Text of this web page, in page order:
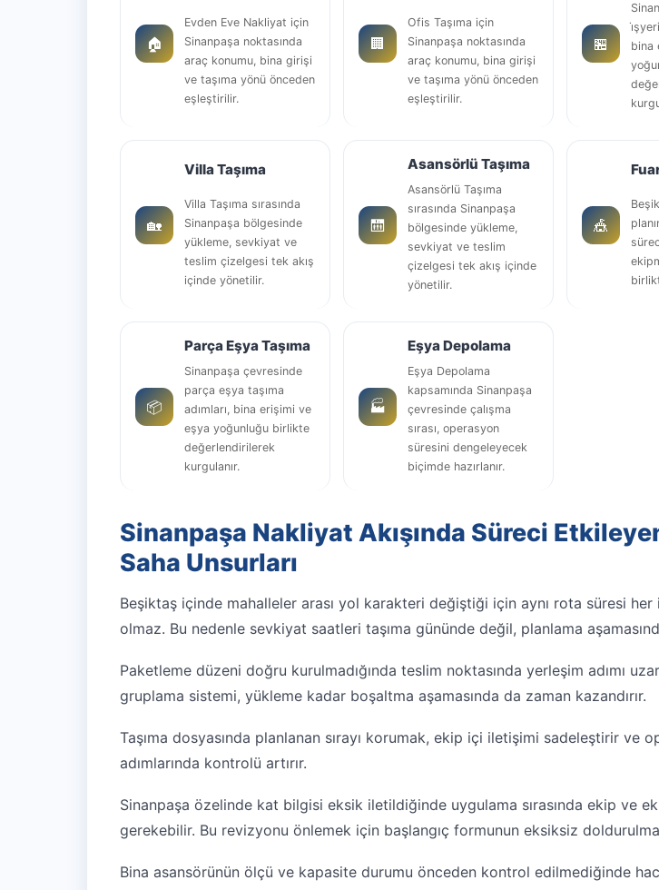
🏠
Evden Eve Nakliyat için
Sinanpaşa noktasında
araç konumu, bina girişi
ve taşıma yönü önceden
eşleştirilir.
🏢
Ofis Taşıma için
Sinanpaşa noktasında
araç konumu, bina girişi
ve taşıma yönü önceden
eşleştirilir.
🏪
bina
🏡
Villa Taşıma
Villa Taşıma sırasında
Sinanpaşa bölgesinde
yükleme, sevkiyat ve
teslim çizelgesi tek akış
içinde yönetilir.
🛗
Asansörlü Taşıma
Asansörlü Taşıma
sırasında Sinanpaşa
bölgesinde yükleme,
sevkiyat ve teslim
çizelgesi tek akış içinde
yönetilir.
🎪
📦
Parça Eşya Taşıma
Sinanpaşa çevresinde
parça eşya taşıma
adımları, bina erişimi ve
eşya yoğunluğu birlikte
değerlendirilerek
kurgulanır.
🏭
Eşya Depolama
Eşya Depolama
kapsamında Sinanpaşa
çevresinde çalışma
sırası, operasyon
süresini dengeleyecek
biçimde hazırlanır.
Sinanpaşa Nakliyat Akışında Süreci
Saha Unsurları
Beşiktaş içinde mahalleler arası yol karakteri değiştiği için aynı rota süresi her
olmaz. Bu nedenle sevkiyat saatleri taşıma gününde değil, planlama
Paketleme düzeni doğru kurulmadığında teslim noktasında yerleşim adımı
gruplama sistemi, yükleme kadar boşaltma aşamasında da zaman kazandırır.
Taşıma dosyasında planlanan sırayı korumak, ekip içi iletişimi sadeleştirir ve
adımlarında kontrolü artırır.
Sinanpaşa özelinde kat bilgisi eksik iletildiğinde uygulama sırasında ekip ve
gerekebilir. Bu revizyonu önlemek için başlangıç formunun eksiksiz
Bina asansörünün ölçü ve kapasite durumu önceden kontrol edilmediğinde